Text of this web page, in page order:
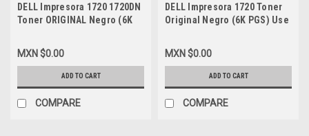
DELL Impresora 1720 1720DN
Toner ORIGINAL Negro (6K
DELL PY449, RP380, MW558,
310-8702, A7247753, 310-
MXN $0.00
ADD TO CART
COMPARE
DELL Impresora 1720 Toner
Original Negro (6K PGS) Use
MW558, 24B0771, 2S1651,
GR332, 310-8707, A7247608
MXN $0.00
ADD TO CART
COMPARE